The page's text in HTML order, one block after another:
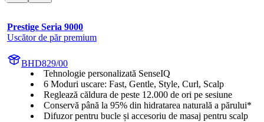
Prestige Seria 9000
Uscător de păr premium
BHD829/00
Tehnologie personalizată SenseIQ
6 Moduri uscare: Fast, Gentle, Style, Curl, Scalp
Reglează căldura de peste 12.000 de ori pe sesiune
Conservă până la 95% din hidratarea naturală a părului*
Difuzor pentru bucle și accesoriu de masaj pentru scalp